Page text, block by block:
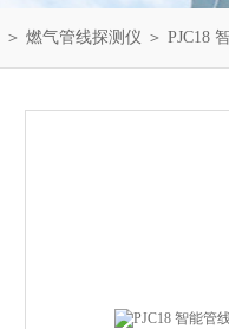
＞ 燃气管线探测仪 ＞ PJC18